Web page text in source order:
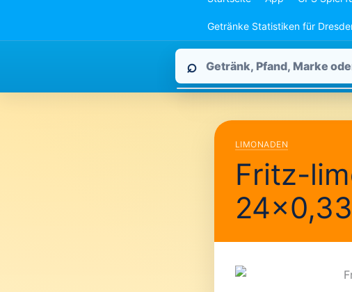
Getränke Statistiken für
Pfandpirat
durchsuchen
⌕
LIMONADEN
Fritz-